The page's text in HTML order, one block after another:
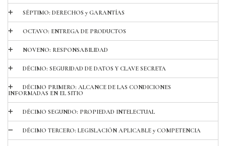
SÉPTIMO: DERECHOS y GARANTÍAS
OCTAVO: ENTREGA DE PRODUCTOS
NOVENO: RESPONSABILIDAD
DÉCIMO: SEGURIDAD DE DATOS Y CLAVE SECRETA
DÉCIMO PRIMERO: ALCANCE DE LAS CONDICIONES
INFORMADAS EN EL SITIO
DÉCIMO SEGUNDO: PROPIEDAD INTELECTUAL
DÉCIMO TERCERO: LEGISLACIÓN APLICABLE y COMPETENCIA